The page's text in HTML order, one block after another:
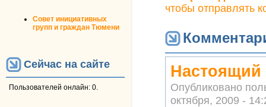
Совет инициативных
групп и граждан Тюмени
Сейчас на сайте
Пользователей онлайн: 0.
чтобы отправлять
Настоящий
Опубликовано
октября, 2009 -